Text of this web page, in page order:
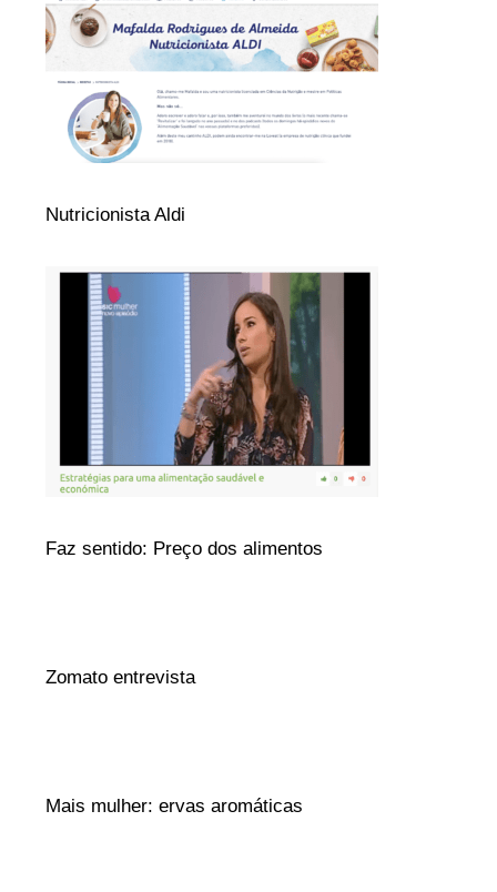
Nutricionista Aldi
Faz sentido: Preço dos alimentos
Zomato entrevista
Mais mulher: ervas aromáticas